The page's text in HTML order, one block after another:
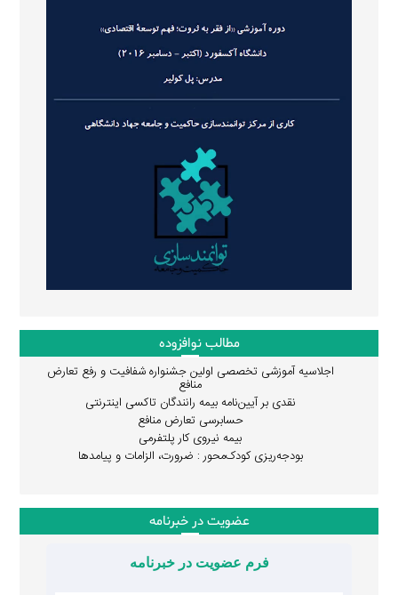
مطالب نوافزوده
اجلاسیه آموزشی تخصصی اولین جشنواره شفافیت و رفع تعارض
منافع
نقدی بر آیین‌نامه بیمه رانندگان تاکسی اینترنتی
حسابرسی تعارض منافع
بیمه نیروی کار پلتفرمی
بودجه‌ریزی کودک‌محور : ضرورت، الزامات و پیامدها
عضویت در خبرنامه
فرم عضویت در خبرنامه